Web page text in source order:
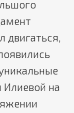
двигаться,
на